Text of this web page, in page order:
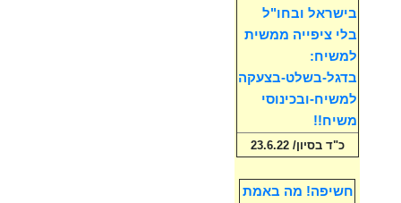
בישראל ובחו"ל
בלי ציפייה ממשית
למשיח:
בדגל-בשלט-בצעקה
למשיח-ובכינוסי
משיח!!
כ"ד בסיון/ 23.6.22
חשיפה! מה באמת